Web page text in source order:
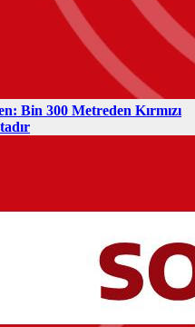
Bin 300 Metreden Kırmızı